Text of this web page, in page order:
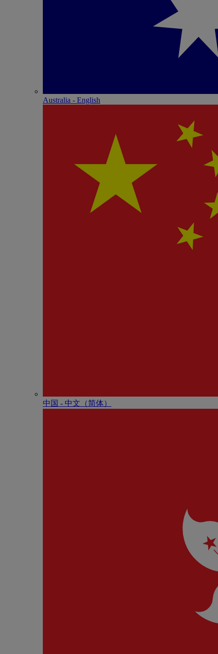
Australia - English
中国 - 中⽂（简体）